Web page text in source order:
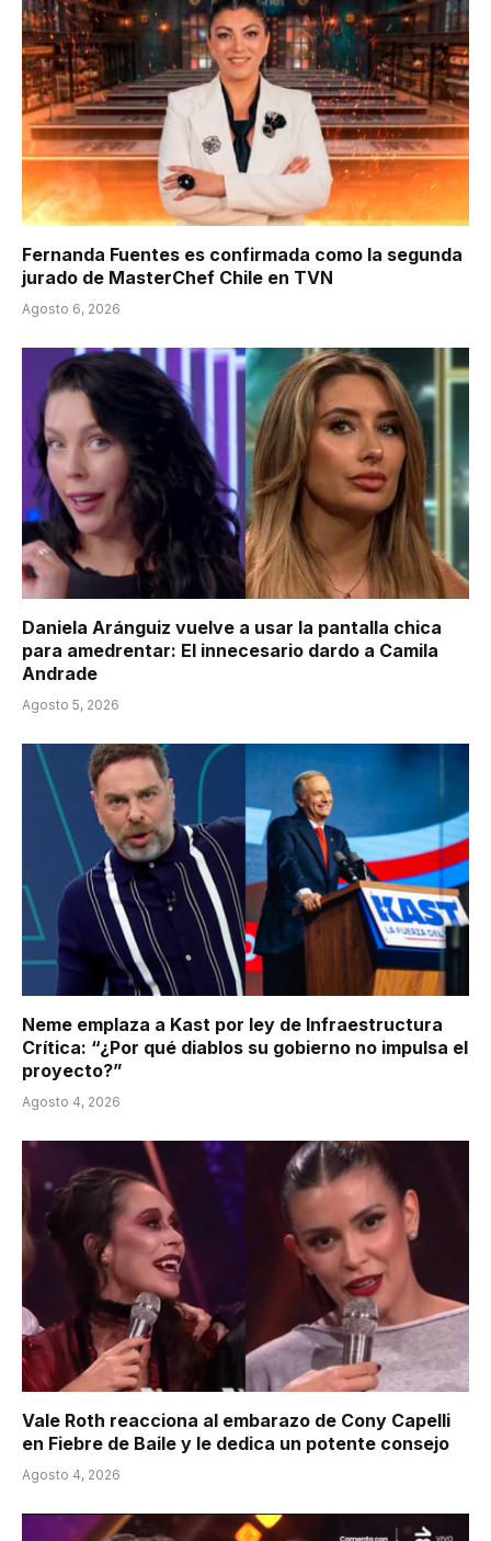
Fernanda Fuentes es confirmada como la segunda
jurado de MasterChef Chile en TVN
Agosto 6, 2026
Daniela Aránguiz vuelve a usar la pantalla chica
para amedrentar: El innecesario dardo a Camila
Andrade
Agosto 5, 2026
Neme emplaza a Kast por ley de Infraestructura
Crítica: “¿Por qué diablos su gobierno no impulsa el
proyecto?”
Agosto 4, 2026
Vale Roth reacciona al embarazo de Cony Capelli
en Fiebre de Baile y le dedica un potente consejo
Agosto 4, 2026